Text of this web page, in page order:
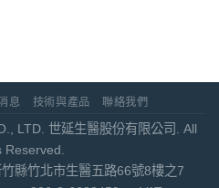
息 技術與產品 聯絡我們
LTD. 世延生醫股份有限公司. All
Reserved.
縣竹北市生醫五路66號8樓之7